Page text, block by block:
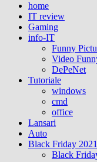
home
IT review
Gaming
info-IT
Funny
Video
DePeNet
Tutoriale
windows
cmd
office
Lansari
Auto
Black Friday 2021
Black